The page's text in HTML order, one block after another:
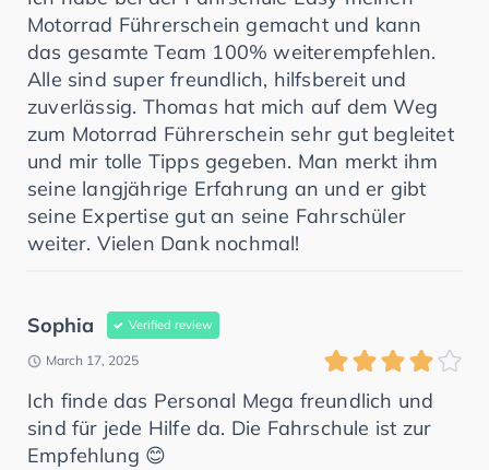
Motorrad Führerschein gemacht und kann
das gesamte Team 100% weiterempfehlen.
Alle sind super freundlich, hilfsbereit und
zuverlässig. Thomas hat mich auf dem Weg
zum Motorrad Führerschein sehr gut begleitet
und mir tolle Tipps gegeben. Man merkt ihm
seine langjährige Erfahrung an und er gibt
seine Expertise gut an seine Fahrschüler
weiter. Vielen Dank nochmal!
Sophia Verified review
March 17, 2025
Ich finde das Personal Mega freundlich und
sind für jede Hilfe da. Die Fahrschule ist zur
Empfehlung 😊